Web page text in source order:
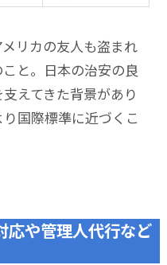
リカの友人も盗まれ
と。日本の治安の良
えてきた背景があり
国際標準に近づくこ
応や管理人代行など